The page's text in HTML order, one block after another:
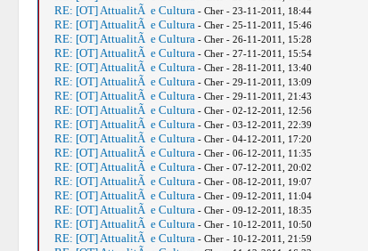
RE: [OT] AttualitÃ e Cultura - Cher - 23-11-2011, 18:44
RE: [OT] AttualitÃ e Cultura - Cher - 25-11-2011, 15:46
RE: [OT] AttualitÃ e Cultura - Cher - 26-11-2011, 15:28
RE: [OT] AttualitÃ e Cultura - Cher - 27-11-2011, 15:54
RE: [OT] AttualitÃ e Cultura - Cher - 28-11-2011, 13:40
RE: [OT] AttualitÃ e Cultura - Cher - 29-11-2011, 13:09
RE: [OT] AttualitÃ e Cultura - Cher - 29-11-2011, 21:43
RE: [OT] AttualitÃ e Cultura - Cher - 02-12-2011, 12:56
RE: [OT] AttualitÃ e Cultura - Cher - 03-12-2011, 22:39
RE: [OT] AttualitÃ e Cultura - Cher - 04-12-2011, 17:20
RE: [OT] AttualitÃ e Cultura - Cher - 06-12-2011, 11:35
RE: [OT] AttualitÃ e Cultura - Cher - 07-12-2011, 20:02
RE: [OT] AttualitÃ e Cultura - Cher - 08-12-2011, 19:07
RE: [OT] AttualitÃ e Cultura - Cher - 09-12-2011, 11:04
RE: [OT] AttualitÃ e Cultura - Cher - 09-12-2011, 18:35
RE: [OT] AttualitÃ e Cultura - Cher - 10-12-2011, 10:50
RE: [OT] AttualitÃ e Cultura - Cher - 10-12-2011, 21:59